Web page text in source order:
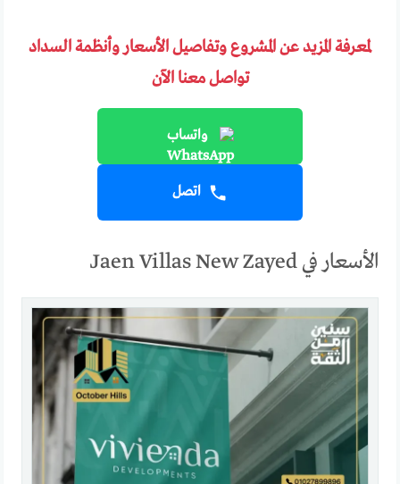
لمعرفة المزيد عن المشروع وتفاصيل الأسعار وأنظمة السداد
تواصل معنا الآن
واتساب
اتصل
الأسعار في Jaen Villas New Zayed